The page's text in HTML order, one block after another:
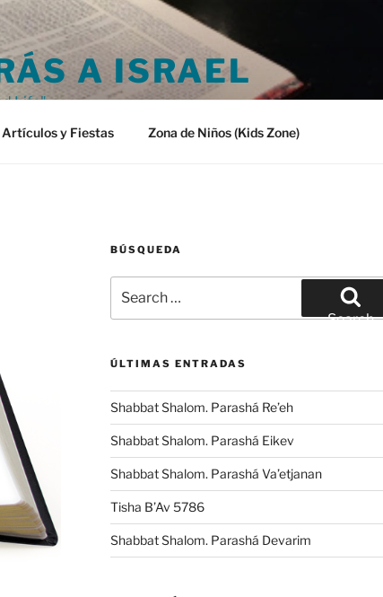
A ISRAEL
Life"
Artículos y Fiestas Zona de Niños (Kids Zone)
BÚSQUEDA
for:
Search
ÚLTIMAS ENTRADAS
Shabbat Shalom. Parashá Re’eh
Shabbat Shalom. Parashá Eikev
Shabbat Shalom. Parashá Va’etjanan
Tisha B’Av 5786
Shabbat Shalom. Parashá Devarim